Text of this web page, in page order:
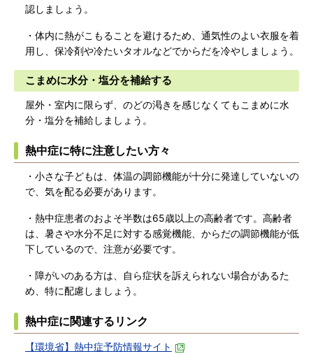
認しましょう。
・体内に熱がこもることを避けるため、通気性のよい衣服を着
用し、保冷剤や冷たいタオルなどでからだを冷やしましょう。
こまめに水分・塩分を補給する
屋外・室内に限らず、のどの渇きを感じなくてもこまめに水
分・塩分を補給しましょう。
熱中症に特に注意したい方々
・小さな子どもは、体温の調節機能が十分に発達していないの
で、気を配る必要があります。
・熱中症患者のおよそ半数は65歳以上の高齢者です。高齢者
は、暑さや水分不足に対する感覚機能、からだの調節機能が低
下しているので、注意が必要です。
・障がいのある方は、自ら症状を訴えられない場合があるた
め、特に配慮しましょう。
熱中症に関連するリンク
【環境省】熱中症予防情報サイト